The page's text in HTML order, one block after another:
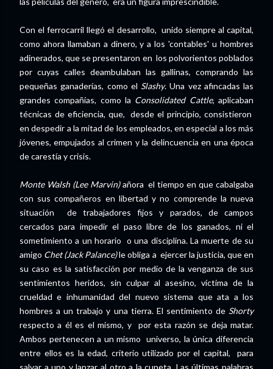
Con el ferrocarril llegó el desarrollo, unido siempre al capital,
como ahora llamaban a dinero, y a los 'contables' u hombres
adinerados, que se presentaron en los polvorientos poblados
por cuyas calles deambulaban las gallinas, comprando las
pequeñas ganaderías, como el Slashy. Una vez afincadas las
grandes compañías, como la Consolidated Cattle, aplicaban
técnicas de eficiencia, que, desde el principio, consistieron
en despedir a la mitad de los empleados, en especial a los más
jóvenes, empujados al crimen y la delincuencia en una época
de carestía y crisis.
Monte Walsh (Lee Marvin)añora el tiempo en que cabalgaba
con sus compañeros en libertad y no comprende la nueva
situación de trabajadores fijos y parados, de campos
cercados para impedir el paso libre de los ganados, ni el
sometimiento a un horario o una disciplina. La muerte de su
amigo Chet (Jack Palance)le obliga a ejercer la justicia, que en
su caso es la satisfacción por medio de la venganza de sus
sentimientos heridos, sin culpar al asesino, víctima de la
crueldad e inhumanidad del nuevo sistema que ata a los
hombres a un trabajo y una tierra. El sentimiento de Shorty
respecto a él es el mismo, y por esta razón se deja matar.
Ambos pertenecen a un mismo universo, la única diferencia
entre ellos es la edad, criterio utilizado por el capital, para
salvar a uno y lanzar al otro a la cuneta. Las últimas palabras